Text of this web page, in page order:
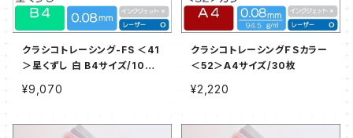
クラシコトレーシング-FS ＜41
＞星くずし 白 B4サイズ/100
¥9,070
クラシコトレーシングＦＳカラー
＜52＞A4サイズ/30枚
¥2,220